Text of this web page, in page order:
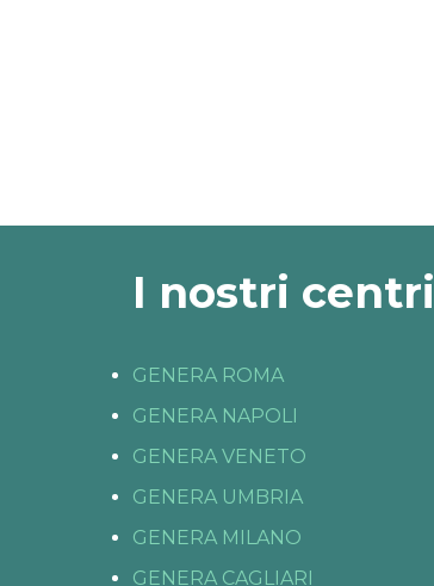
I nostri centri
GENERA ROMA
GENERA NAPOLI
GENERA VENETO
GENERA UMBRIA
GENERA MILANO
GENERA CAGLIARI